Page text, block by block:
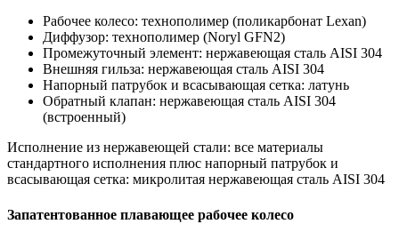
Рабочее колесо: технополимер (поликарбонат Lexan)
Диффузор: технополимер (Noryl GFN2)
Промежуточный элемент: нержавеющая сталь AISI 304
Внешняя гильза: нержавеющая сталь AISI 304
Напорный патрубок и всасывающая сетка: латунь
Обратный клапан: нержавеющая сталь AISI 304
(встроенный)
Исполнение из нержавеющей стали: все материалы
стандартного исполнения плюс напорный патрубок и
всасывающая сетка: микролитая нержавеющая сталь AISI 304
Запатентованное плавающее рабочее колесо